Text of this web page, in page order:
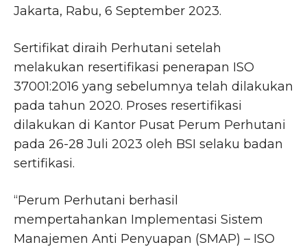
Jakarta, Rabu, 6 September 2023.
Sertifikat diraih Perhutani setelah
melakukan resertifikasi penerapan ISO
37001:2016 yang sebelumnya telah dilakukan
pada tahun 2020. Proses resertifikasi
dilakukan di Kantor Pusat Perum Perhutani
pada 26-28 Juli 2023 oleh BSI selaku badan
sertifikasi.
“Perum Perhutani berhasil
mempertahankan Implementasi Sistem
Manajemen Anti Penyuapan (SMAP) – ISO